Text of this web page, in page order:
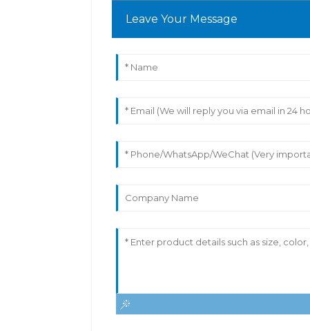
Leave Your Message